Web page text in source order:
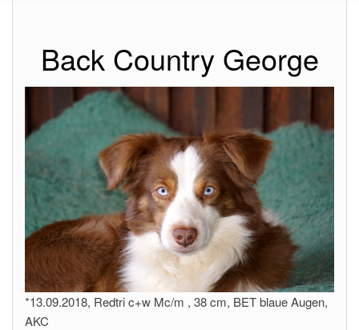
Back Country George
*13.09.2018, Redtri c+w Mc/m , 38 cm, BET blaue Augen,
AKC